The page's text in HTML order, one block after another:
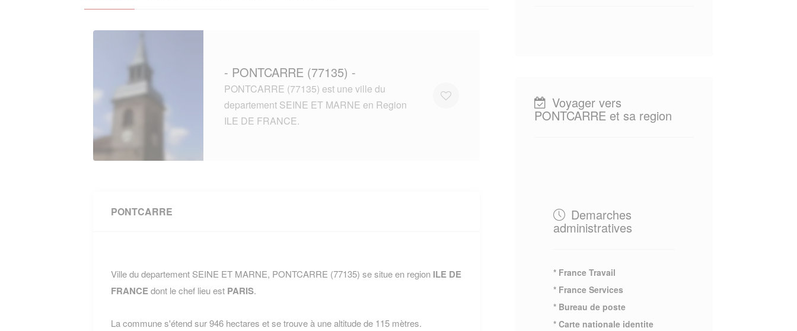
- PONTCARRE (77135) -
PONTCARRE (77135) est une ville du
departement SEINE ET MARNE en Region
ILE DE FRANCE.
PONTCARRE
Ville du departement SEINE ET MARNE, PONTCARRE (77135) se situe en region ILE DE
FRANCEdont le chef lieu est PARIS.
La commune s'étend sur 946 hectares et se trouve à une altitude de 115 mètres.
Voyager vers
PONTCARRE et sa region
Demarches
administratives
* France Travail
* France Services
* Bureau de poste
* Carte nationale identite